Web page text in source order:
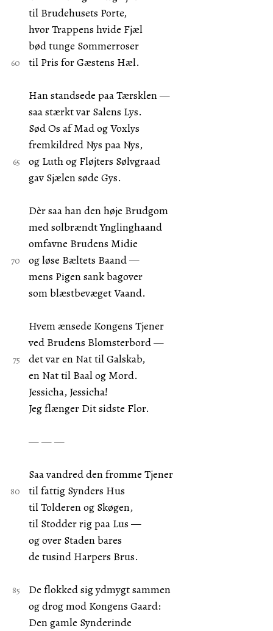
til Brudehusets Porte,
hvor Trappens hvide Fjæl
bød tunge Sommerroser
til Pris for Gæstens Hæl.
Han standsede paa Tærsklen —
saa stærkt var Salens Lys.
Sød Os af Mad og Voxlys
fremkildred Nys paa Nys,
og Luth og Fløjters Sølvgraad
gav Sjælen søde Gys.
Dèr saa han den høje Brudgom
med solbrændt Ynglinghaand
omfavne Brudens Midie
og løse Bæltets Baand —
mens Pigen sank bagover
som blæstbevæget Vaand.
Hvem ænsede Kongens Tjener
ved Brudens Blomsterbord —
det var en Nat til Galskab,
en Nat til Baal og Mord.
Jessicha, Jessicha!
Jeg flænger Dit sidste Flor.
— — —
Saa vandred den fromme Tjener
til fattig Synders Hus
til Tolderen og Skøgen,
til Stodder rig paa Lus —
og over Staden bares
de tusind Harpers Brus.
De flokked sig ydmygt sammen
og drog mod Kongens Gaard:
Den gamle Synderinde